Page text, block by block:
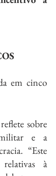
em cinco
sobre
e a
“Este
à